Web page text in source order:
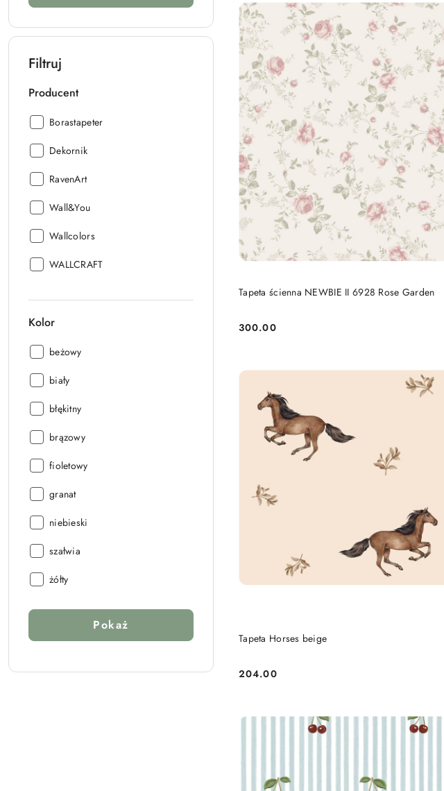
Filtruj
Producent
Producent:
Borastapeter
Producent:
Dekornik
Producent:
RavenArt
Producent:
Wall&You
Producent:
Wallcolors
Producent:
WALLCRAFT
Kolor
Kolor:
beżowy
Kolor:
biały
Kolor:
błękitny
Kolor:
brązowy
Kolor:
fioletowy
Kolor:
granat
Kolor:
niebieski
Kolor:
szałwia
Kolor:
żółty
Pokaż
Tapeta ścienna NEWBIE II 6928 Rose Garden
Cena:
300.00
DO KOSZYKA
Tapeta Horses beige
Cena:
204.00